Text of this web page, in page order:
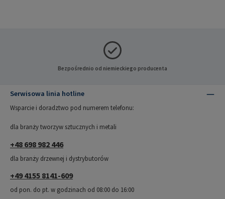
Bezpośrednio od niemieckiego producenta
Serwisowa linia hotline
Wsparcie i doradztwo pod numerem telefonu:
dla branży tworzyw sztucznych i metali
+48 698 982 446
dla branży drzewnej i dystrybutorów
+49 4155 8141-609
od pon. do pt. w godzinach od 08:00 do 16:00